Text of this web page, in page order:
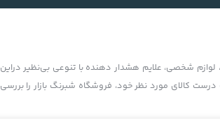
شخصی، علایم هشدار دهنده با تنوعی بی‌نظیر دراین
درست کالای مورد نظر خود، فروشگاه شبرنگ بازار را بررسی